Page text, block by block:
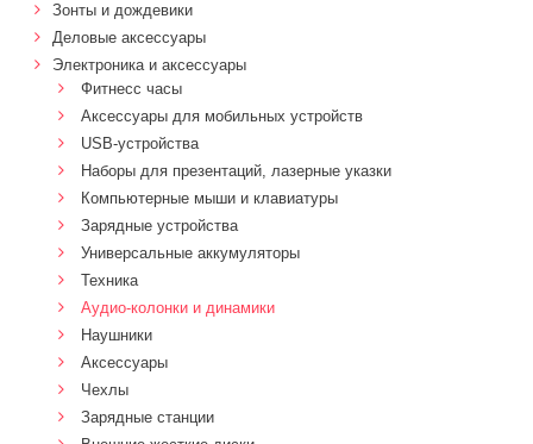
Зонты и дождевики
Деловые аксессуары
Электроника и аксессуары
Фитнесс часы
Аксессуары для мобильных устройств
USB-устройства
Наборы для презентаций, лазерные указки
Компьютерные мыши и клавиатуры
Зарядные устройства
Универсальные аккумуляторы
Техника
Аудио-колонки и динамики
Наушники
Аксессуары
Чехлы
Зарядные станции